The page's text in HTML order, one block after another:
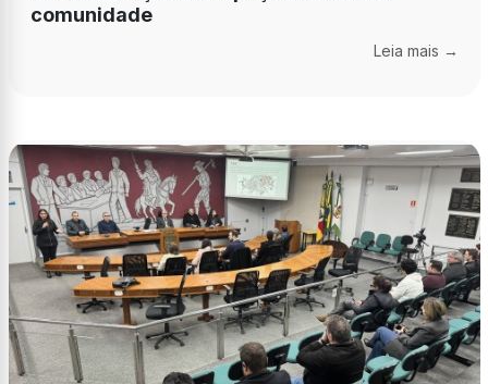
comunidade
Leia mais →